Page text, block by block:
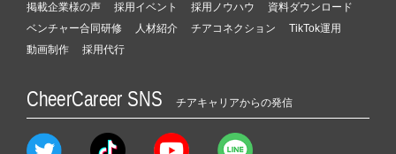
掲載企業様の声 採用イベント 採用ノウハウ
資料ダウンロード
ベンチャー合同研修
人材紹介 チアコネクション
TikTok運用
動画制作
採用代行
CheerCareer SNS チアキャリアからの発信